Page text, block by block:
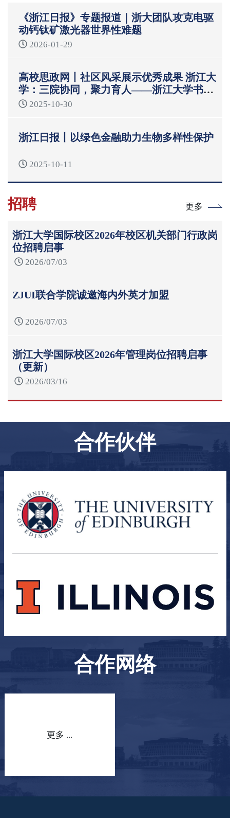
《浙江日报》专题报道｜浙大团队攻克电驱
动钙钛矿激光器世界性难题
2026-01-29
高校思政网丨社区风采展示优秀成果 浙江大
学：三院协同，聚力育人——浙江大学书院
制“一站式”学生社区育人模式
2025-10-30
浙江日报丨以绿色金融助力生物多样性保护
2025-10-11
招聘 更多
浙江大学国际校区2026年校区机关部门行政岗
位招聘启事
2026/07/03
ZJUI联合学院诚邀海内外英才加盟
2026/07/03
浙江大学国际校区2026年管理岗位招聘启事
（更新）
2026/03/16
合作伙伴
合作网络
更多 ...